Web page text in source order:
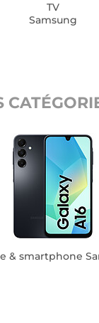
TV
Samsung
& smartphone